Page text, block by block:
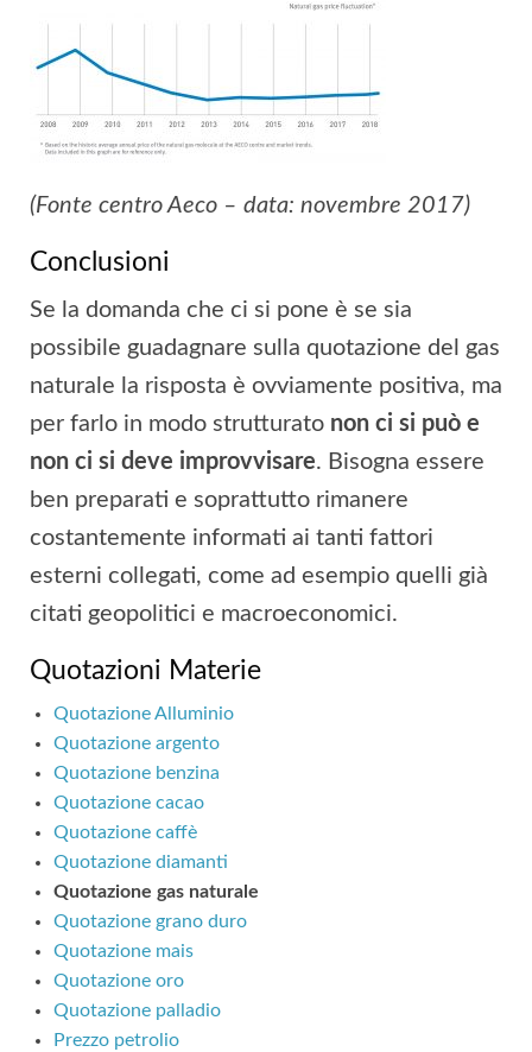
(Fonte centro Aeco – data: novembre 2017)
Conclusioni
Se la domanda che ci si pone è se sia
possibile guadagnare sulla quotazione del gas
naturale la risposta è ovviamente positiva, ma
per farlo in modo strutturato non ci si può e
non ci si deve improvvisare. Bisogna essere
ben preparati e soprattutto rimanere
costantemente informati ai tanti fattori
esterni collegati, come ad esempio quelli già
citati geopolitici e macroeconomici.
Quotazioni Materie
Quotazione Alluminio
Quotazione argento
Quotazione benzina
Quotazione cacao
Quotazione caffè
Quotazione diamanti
Quotazione gas naturale
Quotazione grano duro
Quotazione mais
Quotazione oro
Quotazione palladio
Prezzo petrolio